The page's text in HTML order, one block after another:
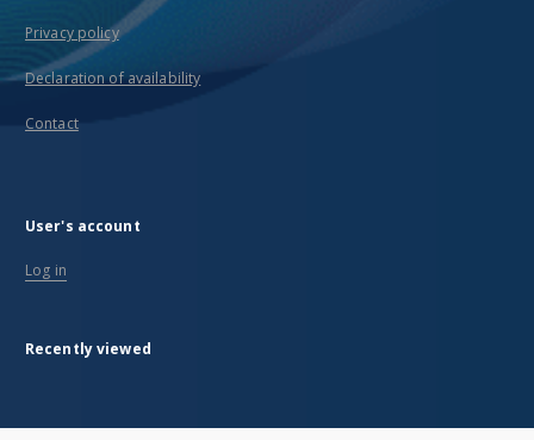
Privacy policy
Declaration of availability
Contact
User's account
Log in
Recently viewed